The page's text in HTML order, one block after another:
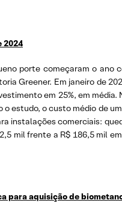
2024
porte começaram o
Greener. Em janeiro de
em 25%, em
estudo, o custo médio de
instalações comerciais:
mil frente a R$ 186,5 mil
para aquisição de